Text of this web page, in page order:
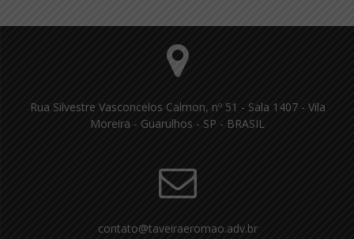
Rua Silvestre Vasconcelos Calmon, nº 51 - Sala 1407 - Vila
Moreira - Guarulhos - SP - BRASIL
contato@taveiraeromao.adv.br